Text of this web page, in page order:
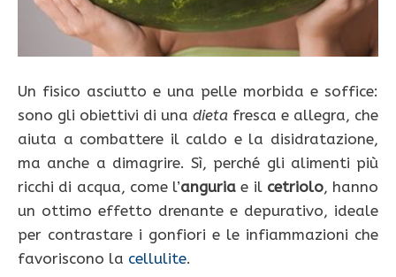
Un fisico asciutto e una pelle morbida e soffice:
sono gli obiettivi di una dieta fresca e allegra, che
aiuta a combattere il caldo e la disidratazione,
ma anche a dimagrire. Sì, perché gli alimenti più
ricchi di acqua, come l’anguria e il cetriolo, hanno
un ottimo effetto drenante e depurativo, ideale
per contrastare i gonfiori e le infiammazioni che
favoriscono la cellulite.